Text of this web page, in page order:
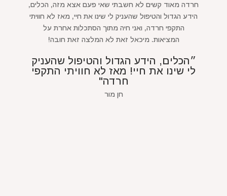
חרדה מאוד קשים לא חשבתי שאי פעם אצא מזה, הכלים,
הידע הגדול והטיפול שהעניק לי שינו את חיי, מאז לא חוויתי
התקפי חרדה, ואני חיה מתוך הסתכלות אחרת על
המציאות. מיכאל זאת לא המלצה זאת חובה!
״הכלים, הידע הגדול והטיפול שהעניק
לי שינו את חיי! מאז לא חוויתי התקפי
חרדה"
חן מור